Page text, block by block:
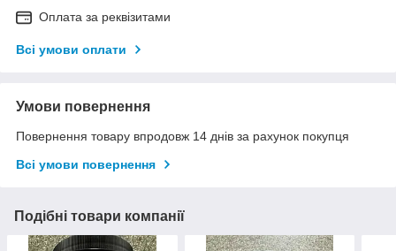
Оплата за реквізитами
Всі умови оплати
Умови повернення
Повернення товару впродовж 14 днів за рахунок покупця
Всі умови повернення
Подібні товари компанії